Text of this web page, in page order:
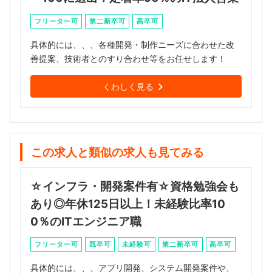
フリーター可 第二新卒可 高卒可
具体的には、、、各種開発・制作ニーズに合わせた改
善提案、技術者とのすり合わせ等をお任せします！
くわしく見る
この求人と類似の求人も見てみる
☆インフラ・開発案件有☆資格勉強会も
あり◎年休125日以上！未経験比率10
0％のITエンジニア職
フリーター可 既卒可 未経験可 第二新卒可 高卒可
具体的には、、、アプリ開発、システム開発案件や、